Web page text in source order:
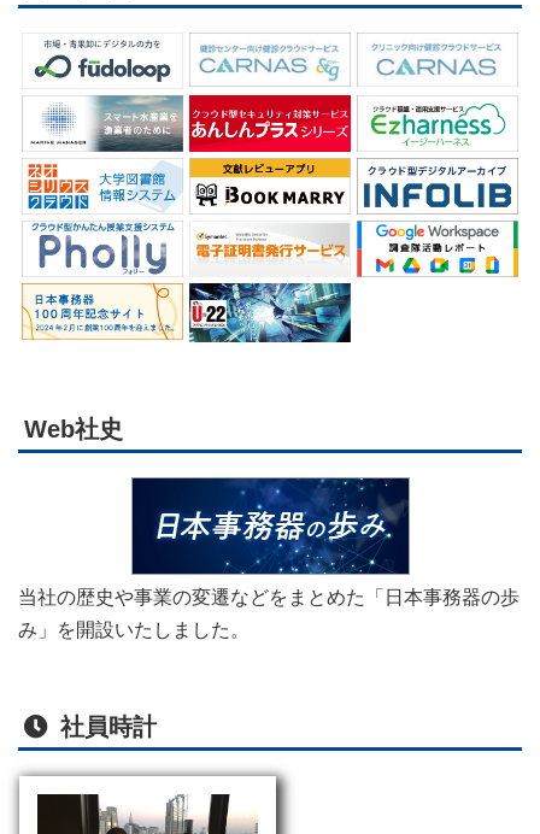
Web社史
当社の歴史や事業の変遷などをまとめた「日本事務器の歩
み」を開設いたしました。
社員時計